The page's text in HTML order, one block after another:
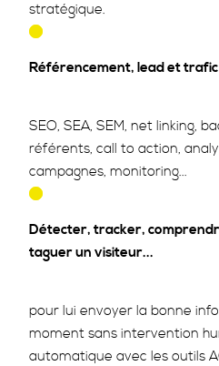
stratégique.
Référencement, lead et
SEO, SEA, SEM, net linking,
référents, call to action,
campagnes, monitoring...
Détecter, tracker,
taguer un visiteur...
pour lui envoyer la bonne
moment sans intervention
automatique avec les outils